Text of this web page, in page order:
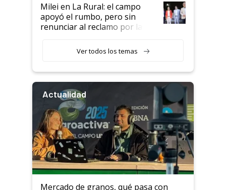
Milei en La Rural: el campo
apoyó el rumbo, pero sin
renunciar al reclamo por las
Ver todos los temas
Actualidad
Mercado de granos, qué pasa con